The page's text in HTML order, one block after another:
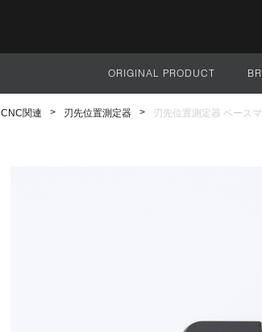
サイト全体
ORIGINAL PRODUCT
CNC関連 刃先位置測定器 刃先位置測定器 ベース